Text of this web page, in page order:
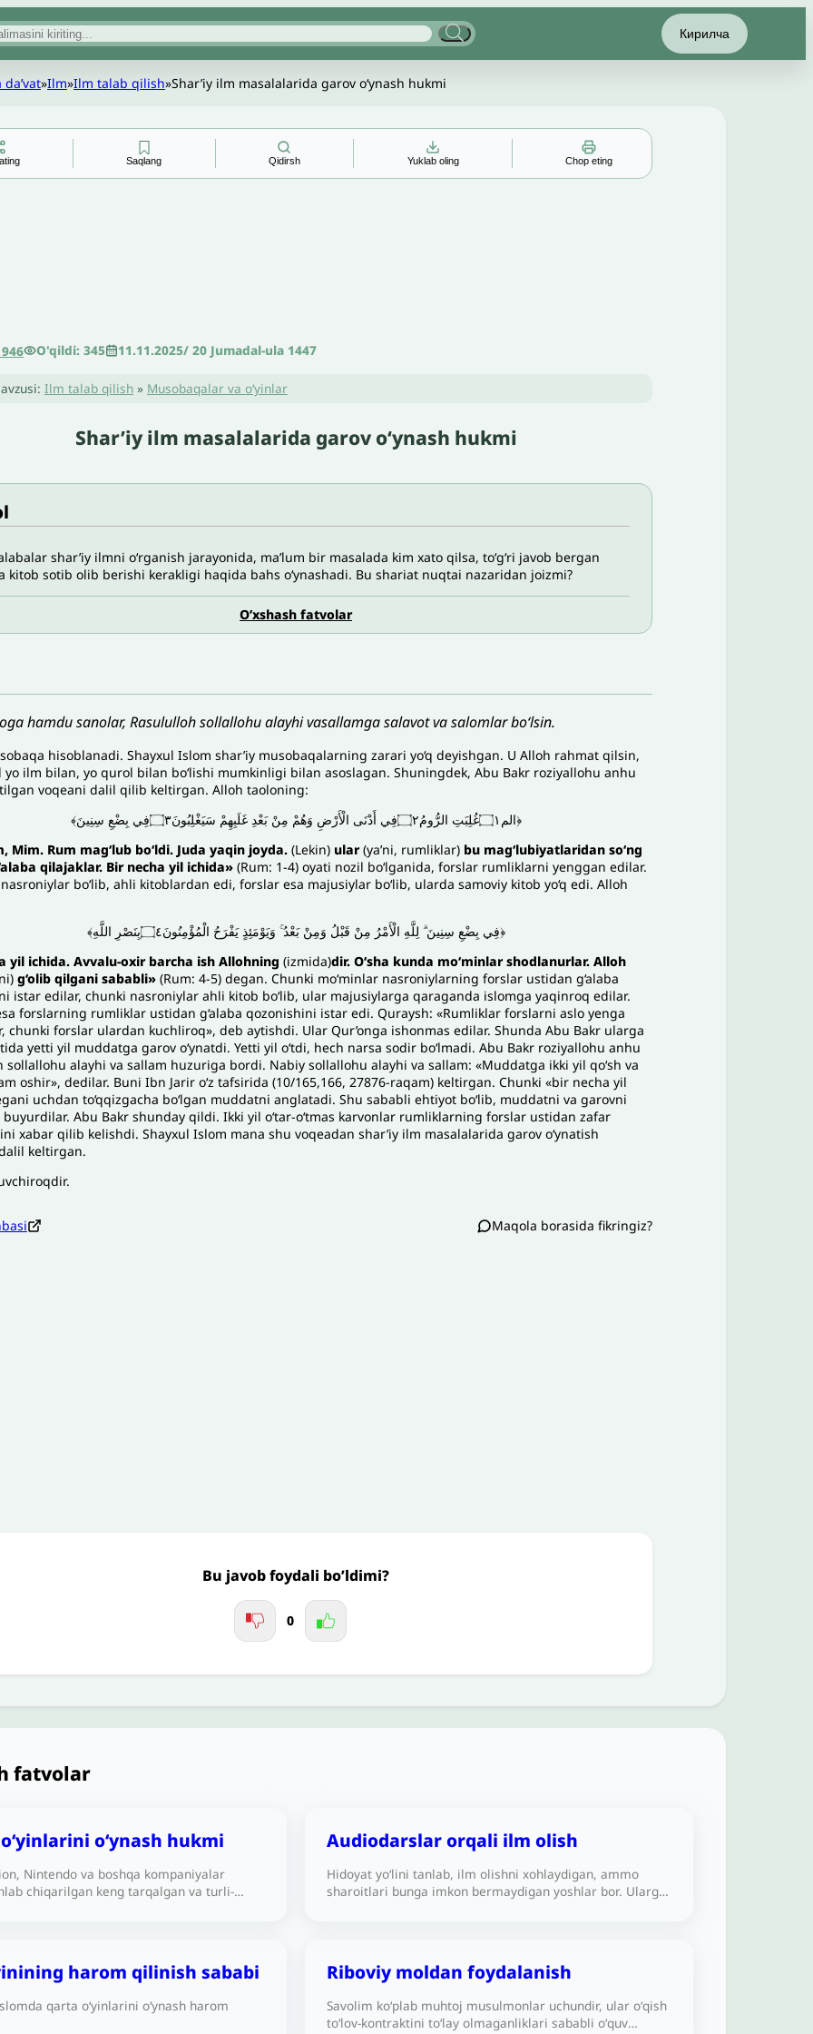
Кирилча
»Ilm»Ilm talab qilish»Shar’iy ilm masalalarida garov o‘ynash hukmi
Saqlang Qidirsh Yuklab oling Chop eting
O'qildi: 345 11.11.2025/ 20 Jumadal-ula 1447
Ilm talab qilish» Musobaqalar va oʻyinlar
Shar’iy ilm masalalarida garov o‘ynash hukmi
shar’iy ilmni o‘rganish jarayonida, ma’lum bir masalada kim xato qilsa, to‘g‘ri javob bergan
kitob sotib olib berishi kerakligi haqida bahs o‘ynashadi. Bu shariat nuqtai nazaridan joizmi?
O’xshash fatvolar
hamdu sanolar, Rasululloh sollallohu alayhi vasallamga salavot va salomlar bo‘lsin.
hisoblanadi. Shayxul Islom shar’iy musobaqalarning zarari yo‘q deyishgan. U Alloh rahmat qilsin,
ilm bilan, yo qurol bilan bo‘lishi mumkinligi bilan asoslagan. Shuningdek, Abu Bakr roziyallohu anhu
voqeani dalil qilib keltirgan. Alloh taoloning:
﴿الم۝١غُلِبَتِ الرُّومُ۝٢فِي أَدْنَى الْأَرْضِ وَهُمْ مِنْ بَعْدِ غَلَبِهِمْ سَيَغْلِبُونَ۝٣فِي بِضْعِ سِنِينَ﴾
Mim. Rum mag‘lub bo‘ldi. Juda yaqin joyda. (Lekin)ular(ya’ni, rumliklar)bu mag‘lubiyatlaridan so‘ng
qilajaklar. Bir necha yil ichida»(Rum: 1-4) oyati nozil bo‘lganida, forslar rumliklarni yenggan edilar.
bo‘lib, ahli kitoblardan edi, forslar esa majusiylar bo‘lib, ularda samoviy kitob yo‘q edi. Alloh
﴿فِي بِضْعِ سِنِينَ ۗ لِلَّهِ الْأَمْرُ مِنْ قَبْلُ وَمِنْ بَعْدُ ۚ وَيَوْمَئِذٍ يَفْرَحُ الْمُؤْمِنُونَ۝٤بِنَصْرِ اللَّهِ﴾
yil ichida. Avvalu-oxir barcha ish Allohning (izmida)dir. O‘sha kunda mo‘minlar shodlanurlar. Alloh
g‘olib qilgani sababli»(Rum: 4-5) degan. Chunki mo‘minlar nasroniylarning forslar ustidan g‘alaba
istar edilar, chunki nasroniylar ahli kitob bo‘lib, ular majusiylarga qaraganda islomga yaqinroq edilar.
forslarning rumliklar ustidan g‘alaba qozonishini istar edi. Quraysh: «Rumliklar forslarni aslo yenga
chunki forslar ulardan kuchliroq», deb aytishdi. Ular Qur’onga ishonmas edilar. Shunda Abu Bakr ularga
yetti yil muddatga garov o‘ynatdi. Yetti yil o‘tdi, hech narsa sodir bo‘lmadi. Abu Bakr roziyallohu anhu
sollallohu alayhi va sallam huzuriga bordi. Nabiy sollallohu alayhi va sallam: «Muddatga ikki yil qo‘sh va
oshir», dedilar. Buni Ibn Jarir o‘z tafsirida (10/165,166, 27876-raqam) keltirgan. Chunki «bir necha yil
uchdan to‘qqizgacha bo‘lgan muddatni anglatadi. Shu sababli ehtiyot bo‘lib, muddatni va garovni
Abu Bakr shunday qildi. Ikki yil o‘tar-o‘tmas karvonlar rumliklarning forslar ustidan zafar
xabar qilib kelishdi. Shayxul Islom mana shu voqeadan shar’iy ilm masalalarida garov oʻynatish
keltirgan.
Maqola borasida fikringiz?
Bu javob foydali bo’ldimi?
0
fatvolar
oʻynash hukmi
Nintendo va boshqa kompaniyalar
chiqarilgan keng tarqalgan va turli-
Audiodarslar orqali ilm olish
Hidoyat yo‘lini tanlab, ilm olishni xohlaydigan, ammo
sharoitlari bunga imkon bermaydigan yoshlar bor. Ularga
harom qilinish sababi
qarta oʻyinlarini oʻynash harom
Riboviy moldan foydalanish
Savolim koʻplab muhtoj musulmonlar uchundir, ular oʻqish
toʻlov-kontraktini toʻlay olmaganliklari sababli oʻquv